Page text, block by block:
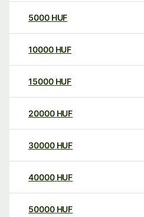
5000 HUF
10000 HUF
15000 HUF
20000 HUF
30000 HUF
40000 HUF
50000 HUF